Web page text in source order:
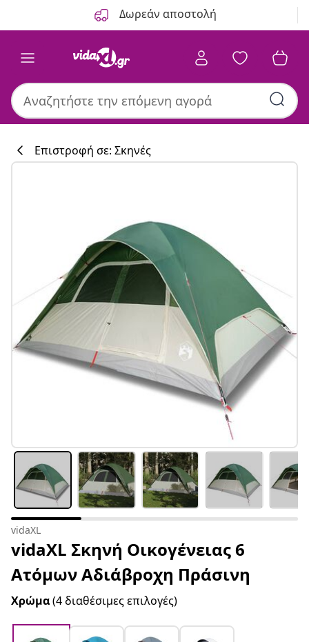
Δωρεάν αποστολή
#sharemevidaxl
Επιστροφή σε: Σκηνές
vidaXL
vidaXL Σκηνή Οικογένειας 6
Ατόμων Αδιάβροχη Πράσινη
Χρώμα(4 διαθέσιμες επιλογές)